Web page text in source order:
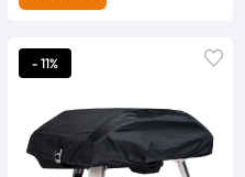
- 11%